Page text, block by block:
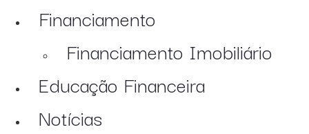
Financiamento
Financiamento Imobiliário
Educação Financeira
Notícias